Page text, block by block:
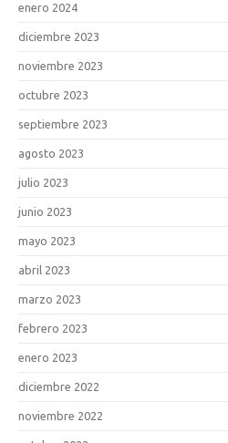
enero 2024
diciembre 2023
noviembre 2023
octubre 2023
septiembre 2023
agosto 2023
julio 2023
junio 2023
mayo 2023
abril 2023
marzo 2023
febrero 2023
enero 2023
diciembre 2022
noviembre 2022